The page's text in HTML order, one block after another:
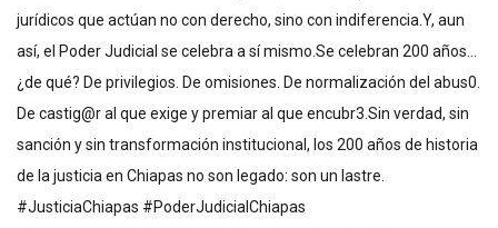
jurídicos que actúan no con derecho, sino con indiferencia.Y, aun
así, el Poder Judicial se celebra a sí mismo.Se celebran 200 años…
¿de qué? De privilegios. De omisiones. De normalización del abus0.
De castig@r al que exige y premiar al que encubr3.Sin verdad, sin
sanción y sin transformación institucional, los 200 años de historia
de la justicia en Chiapas no son legado: son un lastre.
#JusticiaChiapas #PoderJudicialChiapas